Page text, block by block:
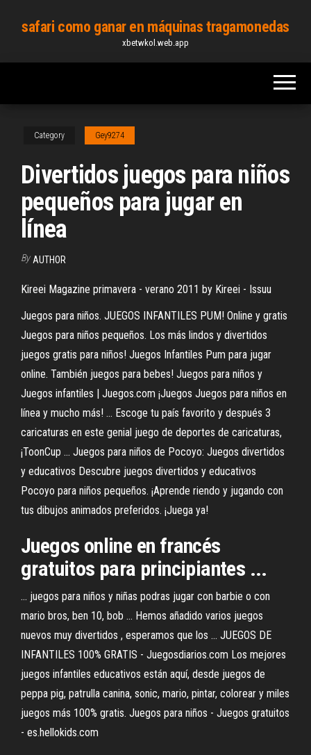
content
safari como ganar en máquinas tragamonedas
xbetwkol.web.app
Category Gey9274
Divertidos juegos para niños
pequeños para jugar en
línea
By AUTHOR
Kireei Magazine primavera - verano 2011 by Kireei - Issuu
Juegos para niños. JUEGOS INFANTILES PUM! Online y gratis
Juegos para niños pequeños. Los más lindos y divertidos
juegos gratis para niños! Juegos Infantiles Pum para jugar
online. También juegos para bebes! Juegos para niños y
Juegos infantiles | Juegos.com ¡Juegos Juegos para niños en
línea y mucho más! ... Escoge tu país favorito y después 3
caricaturas en este genial juego de deportes de caricaturas,
¡ToonCup ... Juegos para niños de Pocoyo: Juegos divertidos
y educativos Descubre juegos divertidos y educativos
Pocoyo para niños pequeños. ¡Aprende riendo y jugando con
tus dibujos animados preferidos. ¡Juega ya!
Juegos online en francés
gratuitos para principiantes ...
... juegos para niños y niñas podras jugar con barbie o con
mario bros, ben 10, bob ... Hemos añadido varios juegos
nuevos muy divertidos , esperamos que los ... JUEGOS DE
INFANTILES 100% GRATIS - Juegosdiarios.com Los mejores
juegos infantiles educativos están aquí, desde juegos de
peppa pig, patrulla canina, sonic, mario, pintar, colorear y miles
juegos más 100% gratis. Juegos para niños - Juegos gratuitos
- es.hellokids.com